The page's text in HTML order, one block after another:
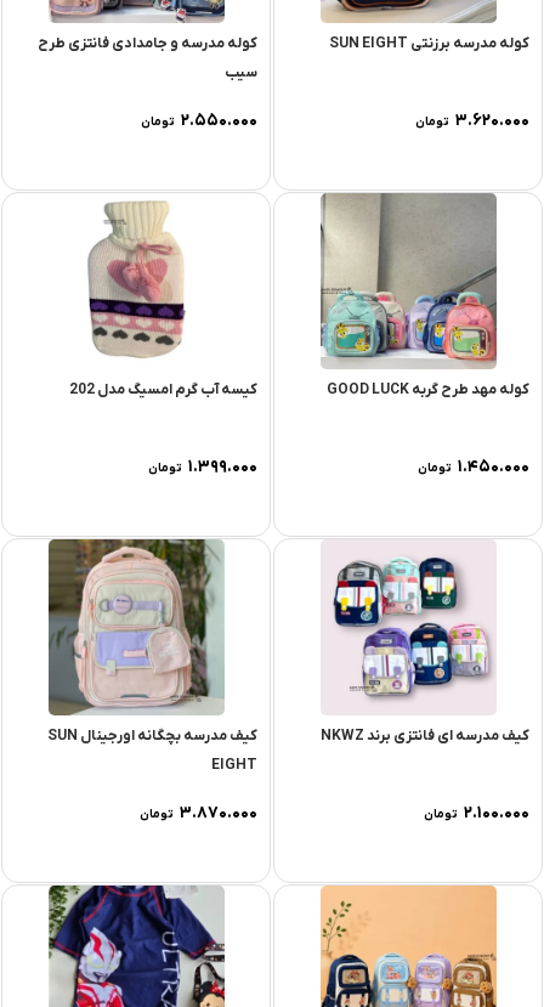
کوله مدرسه برزنتی SUN EIGHT
۳.۶۲۰.۰۰۰ تومان
کوله مدرسه و جامدادی فانتزی طرح
سیب
۲.۵۵۰.۰۰۰ تومان
کوله مهد طرح گربه GOOD LUCK
۱.۴۵۰.۰۰۰ تومان
کیسه آب گرم امسیگ مدل 202
۱.۳۹۹.۰۰۰ تومان
کیف مدرسه ای فانتزی برند NKWZ
۲.۱۰۰.۰۰۰ تومان
کیف مدرسه بچگانه اورجینال SUN
EIGHT
۳.۸۷۰.۰۰۰ تومان